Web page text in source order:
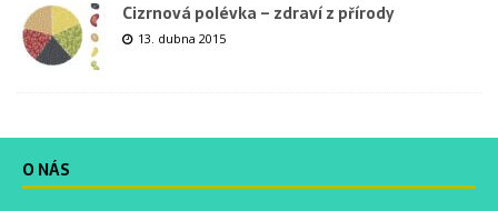
Cizrnová polévka – zdraví z přírody
13. dubna 2015
O NÁS